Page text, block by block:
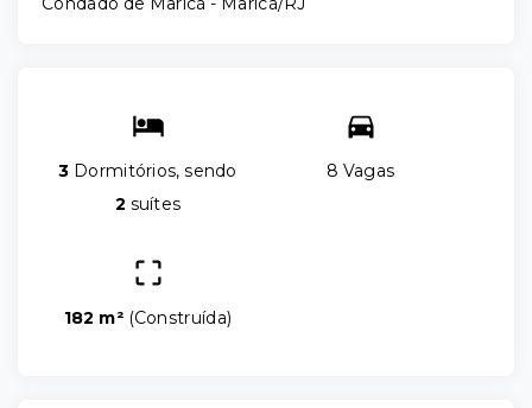
3 Dormitórios, sendo
2 suítes
8 Vagas
182 m² (Construída)